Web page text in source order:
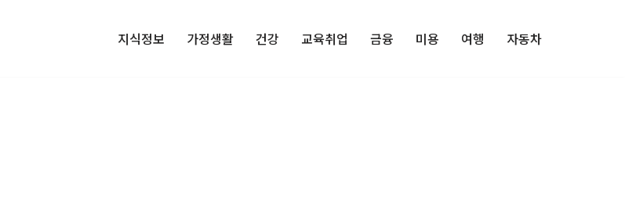
지식정보 가정생활 건강 교육취업 금융 미용 여행 자동차